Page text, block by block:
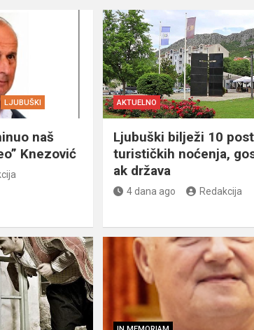
LJUBUŠKI
naš
Knezović
AKTUELNO
Ljubuški bilježi 10
turističkih noćenja,
ak država
4 dana ago Redakcija